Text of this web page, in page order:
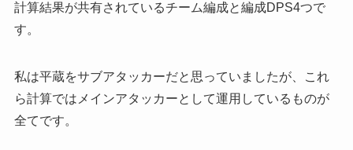
計算結果が共有されているチーム編成と編成DPS4つで
す。
私は平蔵をサブアタッカーだと思っていましたが、これ
ら計算ではメインアタッカーとして運用しているものが
全てです。